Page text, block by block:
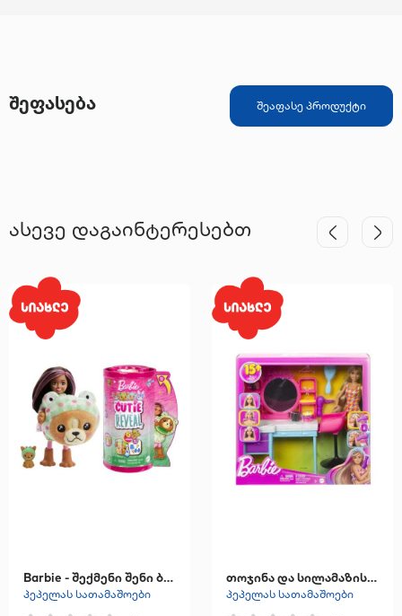
შეფასება შეაფასე პროდუქტი
ასევე დაგაინტერესებთ
Barbie - შექმენი შენი ბარბი, თოჯინა ჩელსი და აქსესუარები
პეპელას სათამაშოები
თოჯინა და სილამაზის სალონის სათამაშო ნაკრები აქსესუარებით
პეპელას სათამაშოები